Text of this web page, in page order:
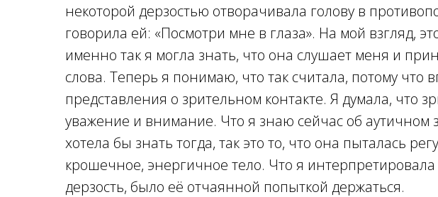
некоторой дерзостью отворачивала голову в
говорила ей: «Посмотри мне в глаза». На мой взгляд,
именно так я могла знать, что она слушает меня и
слова. Теперь я понимаю, что так считала, потому что
представления о зрительном контакте. Я думала, что
уважение и внимание. Что я знаю сейчас об аутичном
хотела бы знать тогда, так это то, что она пыталась
крошечное, энергичное тело. Что я интерпретировала
дерзость, было её отчаянной попыткой держаться.